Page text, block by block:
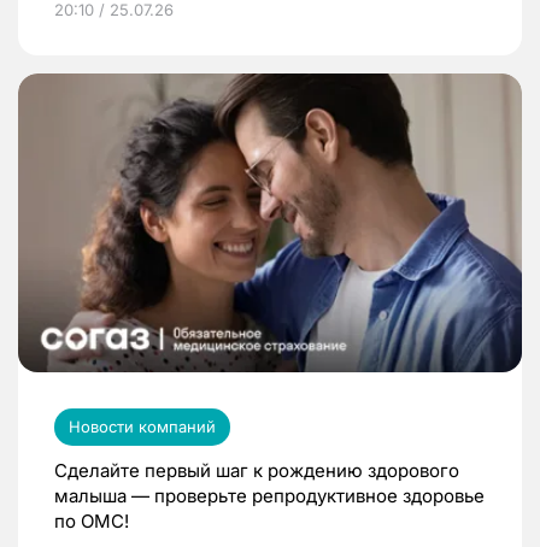
20:10 / 25.07.26
Новости компаний
Сделайте первый шаг к рождению здорового
малыша — проверьте репродуктивное здоровье
по ОМС!